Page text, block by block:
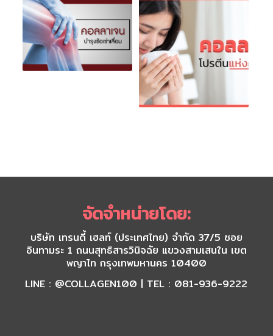
จัดจำหน่ายโดย:
บริษัท เทรนดี้ เฮลท์ (ประเทศไทย) จำกัด 37/5 ซอย
อินทามระ 1 ถนนสุทธิสารวินิจฉัย แขวงสามเสนใน เขต
พญาไท กรุงเทพมหานคร 10400
LINE : @COLLAGEN100 | TEL : 081-936-9222